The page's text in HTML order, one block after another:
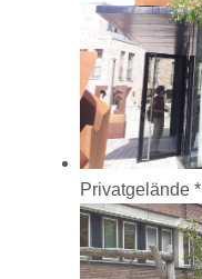
Privatgelände *